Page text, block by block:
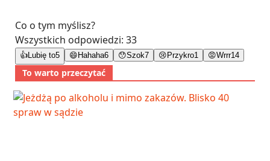
Co o tym myślisz?
Wszystkich odpowiedzi: 33
👍 Lubię to5 😄 Hahaha6 😯Szok7 😢 Przykro1 😡Wrrr14
To warto przeczytać